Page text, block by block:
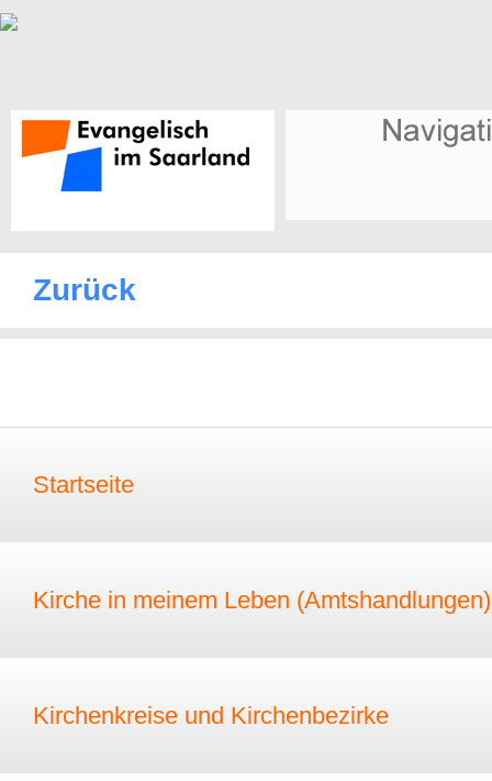
Zurück
Startseite
Kirche in meinem Leben (Amtshandlungen)
Kirchenkreise und Kirchenbezirke